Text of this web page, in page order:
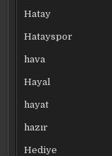
Hatay
Hatayspor
hava
Hayal
hayat
hazır
Hediye